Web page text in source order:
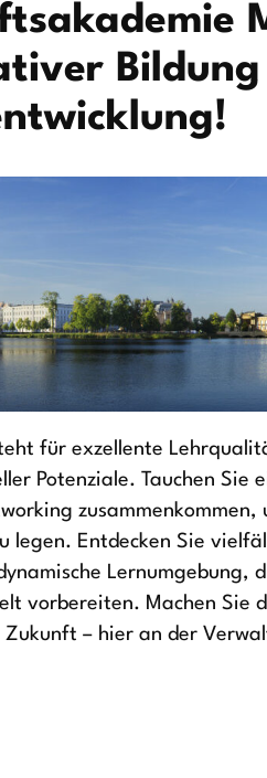
für exzellente
Potenziale. Tauchen Sie
zusammenkommen,
legen. Entdecken Sie
Lernumgebung,
vorbereiten. Machen Sie
Zukunft – hier an der